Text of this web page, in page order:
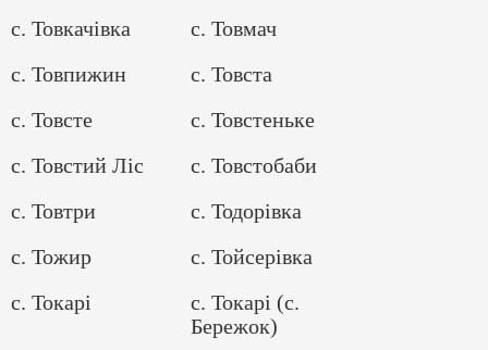
с. Товкачівка
с. Товмач
с. Товпижин
с. Товста
с. Товсте
с. Товстеньке
с. Товстий Ліс
с. Товстобаби
с. Товтри
с. Тодорівка
с. Тожир
с. Тойсерівка
с. Токарі
с. Токарі (с.
Бережок)